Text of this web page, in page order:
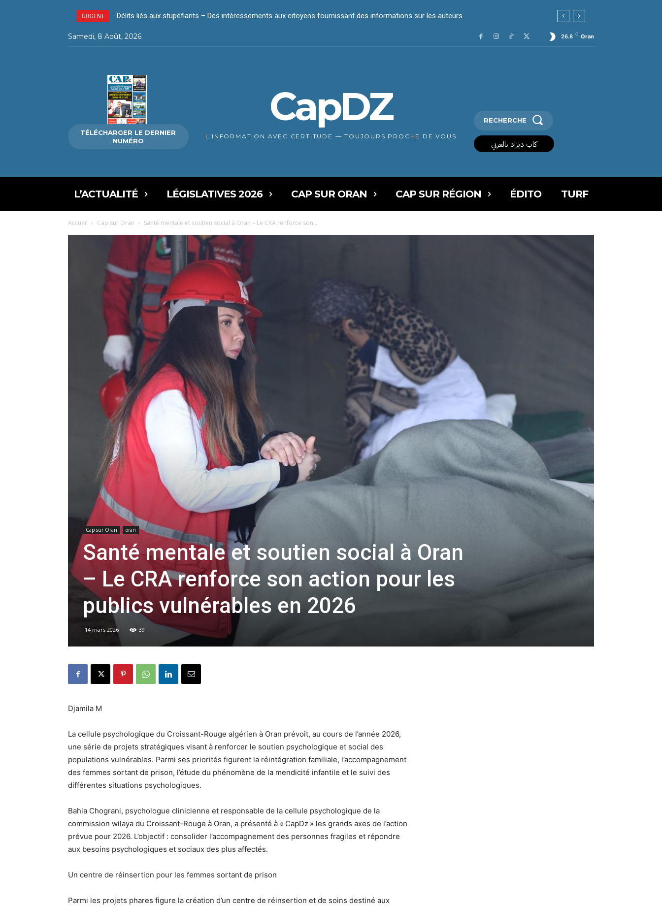
URGENT Délits liés aux stupéfiants – Des intéressements aux citoyens fournissant des informations sur les auteurs
Samedi, 8 Août, 2026 26.8 C Oran
TÉLÉCHARGER LE DERNIER
NUMÉRO
CapDZ
L’INFORMATION AVEC CERTITUDE — TOUJOURS PROCHE DE VOUS
RECHERCHE
كاب ديزاد بالعربي
L’ACTUALITÉ LÉGISLATIVES 2026 CAP SUR ORAN CAP SUR RÉGION ÉDITO TURF
Accueil Cap sur Oran Santé mentale et soutien social à Oran – Le CRA renforce son...
Cap sur Oran oran
Santé mentale et soutien social à Oran
– Le CRA renforce son action pour les
publics vulnérables en 2026
14 mars 2026 39
Djamila M
La cellule psychologique du Croissant-Rouge algérien à Oran prévoit, au cours de l’année 2026,
une série de projets stratégiques visant à renforcer le soutien psychologique et social des
populations vulnérables. Parmi ses priorités figurent la réintégration familiale, l’accompagnement
des femmes sortant de prison, l’étude du phénomène de la mendicité infantile et le suivi des
différentes situations psychologiques.
Bahia Chograni, psychologue clinicienne et responsable de la cellule psychologique de la
commission wilaya du Croissant-Rouge à Oran, a présenté à « CapDz » les grands axes de l’action
prévue pour 2026. L’objectif : consolider l’accompagnement des personnes fragiles et répondre
aux besoins psychologiques et sociaux des plus affectés.
Un centre de réinsertion pour les femmes sortant de prison
Parmi les projets phares figure la création d’un centre de réinsertion et de soins destiné aux